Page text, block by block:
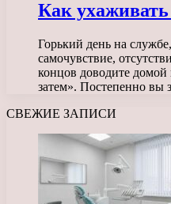
Как
Горький день на
самочувствие,
концов доводите домой
затем». Постепенно вы
СВЕЖИЕ ЗАПИСИ